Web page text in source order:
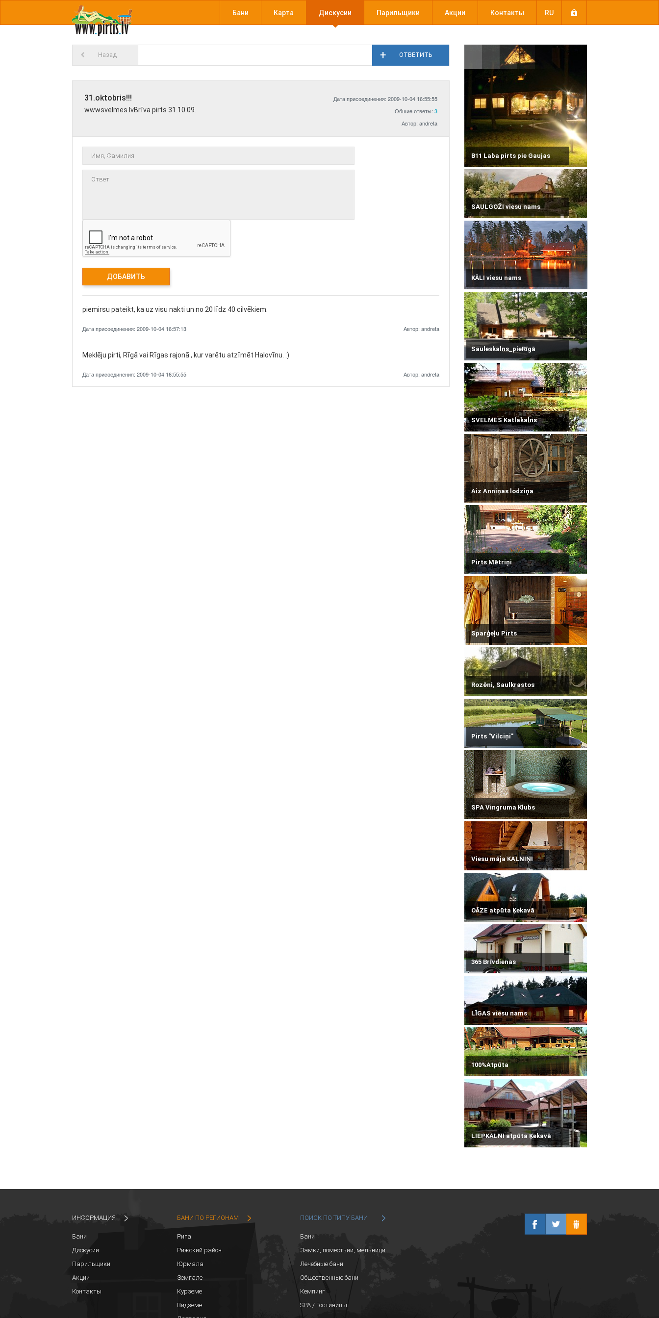
Бани Карта Дискусии Парильщики Акции Контакты RU
B11 Laba pirts pie Gaujas
SAULGOŽI viesu nams
KĀLI viesu nams
Sauleskalns_pieRīgā
SVELMES Katlakalns
Aiz Anniņas lodziņa
Pirts Mētriņi
Sparģeļu Pirts
Rozēni, Saulkrastos
Pirts "Vilciņi"
SPA Vingruma Klubs
Viesu māja KALNIŅI
OĀZE atpūta Ķekavā
365 Brīvdienas
LĪGAS viesu nams
100%Atpūta
LIEPKALNI atpūta Ķekavā
Назад ОТВЕТИТЬ
31.oktobris!!!
wwwsvelmes.lvBrīva pirts 31.10.09.
Дата присоединения: 2009-10-04 16:55:55
Обшие ответы: 3
Автор: andreta
piemirsu pateikt, ka uz visu nakti un no 20 līdz 40 cilvēkiem.
Дата присоединения: 2009-10-04 16:57:13 Автор: andreta
Meklēju pirti, Rīgā vai Rīgas rajonā , kur varētu atzīmēt Halovīnu. :)
Дата присоединения: 2009-10-04 16:55:55 Автор: andreta
ИНФОРМАЦИЯ
Бани
Дискусии
Парильщики
Акции
Контакты
БАНИ ПО РЕГИОНАМ
Рига
Рижский район
Юрмала
Земгале
Курземе
Видземе
ПОИСК ПО ТИПУ БАНИ
Бани
Замки, поместьии, мельници
Лечебные бани
Общественные бани
Кемпинг
SPA / Гостиницы